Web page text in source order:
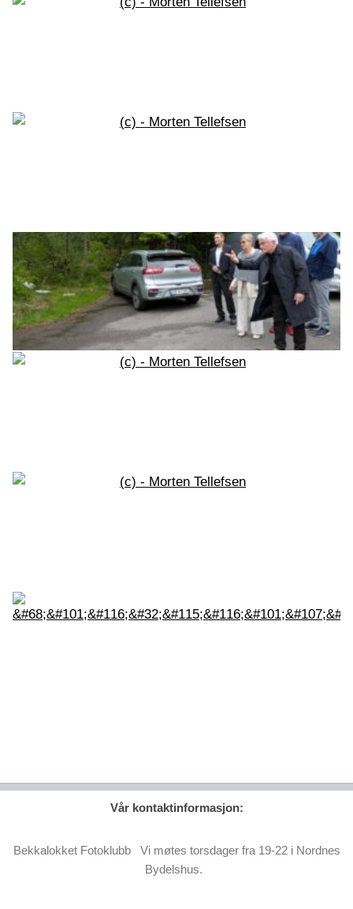
Vår kontaktinformasjon:
Bekkalokket Fotoklubb Vi møtes torsdager fra 19-22 i Nordnes
Bydelshus.